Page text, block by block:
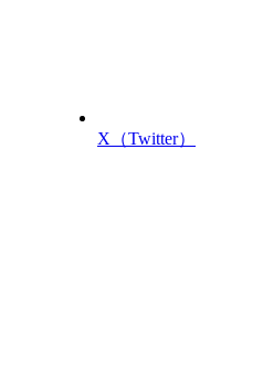
X（Twitter）